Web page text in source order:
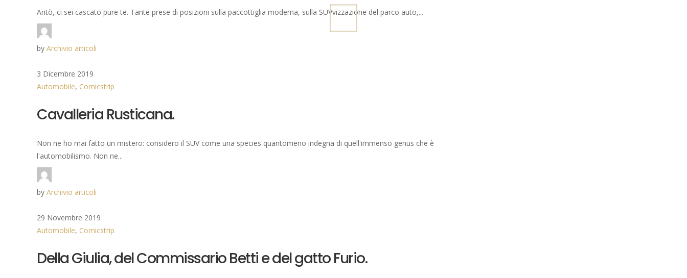
Antò, ci sei cascato pure te. Tante prese di posizioni sulla paccottiglia moderna, sulla SUVvizzazione del parco auto,...
by Archivio articoli
3 Dicembre 2019
Automobile, Comicstrip
Cavalleria Rusticana.
Non ne ho mai fatto un mistero: considero il SUV come una species quantomeno indegna di quell'immenso genus che è
l'automobilismo. Non ne...
by Archivio articoli
29 Novembre 2019
Automobile, Comicstrip
Della Giulia, del Commissario Betti e del gatto Furio.